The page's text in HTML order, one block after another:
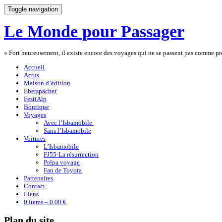
Toggle navigation
Le Monde pour Passager
« Fort heureusement, il existe encore des voyages qui ne se passent pas comme
Accueil
Actus
Maison d’édition
Eberspächer
FestiAlp
Boutique
Voyages
Avec l’Isbamobile
Sans l’Isbamobile
Voitures
L’Isbamobile
FJ55-La résurrection
Prépa voyage
Fan de Toyota
Partenaires
Contact
Liens
0 items – 0,00 €